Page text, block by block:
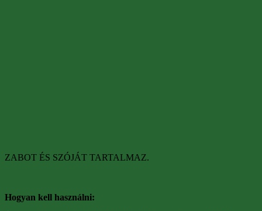
ZABOT ÉS SZÓJÁT TARTALMAZ.
Hogyan kell használni: